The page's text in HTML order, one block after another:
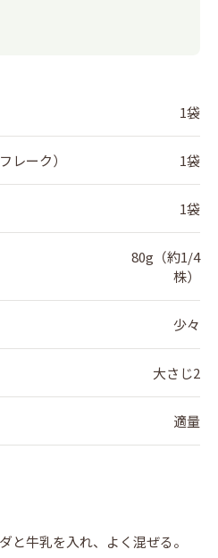
1袋
レーク） 1袋
1袋
80g（約1/4
株）
少々
大さじ2
適量
と牛乳を入れ、よく混ぜる。